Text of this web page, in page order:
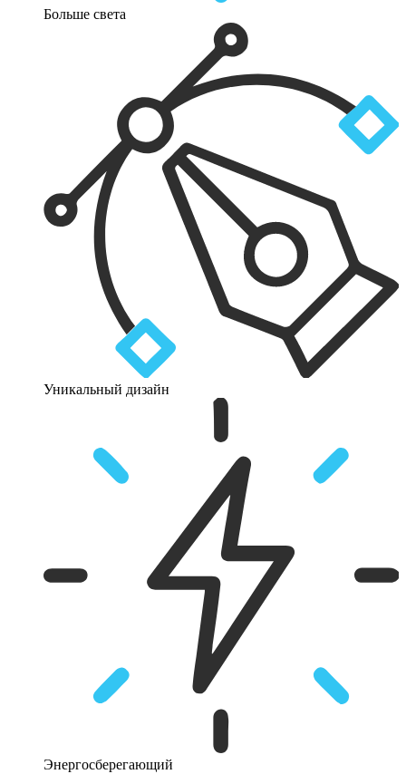
Больше света
Уникальный дизайн
Энергосберегающий